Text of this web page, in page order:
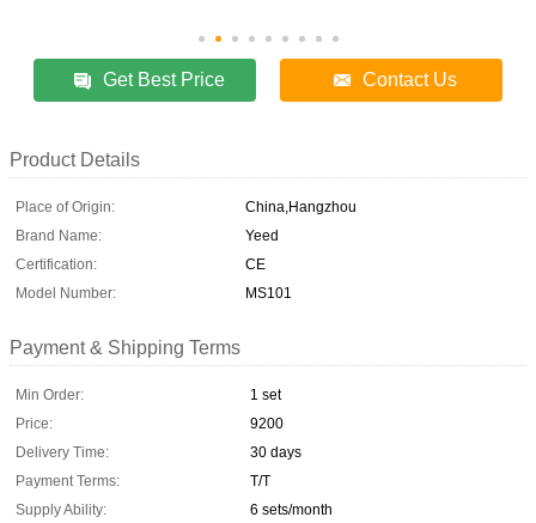
Get Best Price Contact Us
Product Details
Place of Origin:
China,Hangzhou
Brand Name:
Yeed
Certification:
CE
Model Number:
MS101
Payment & Shipping Terms
Min Order:
1 set
Price:
9200
Delivery Time:
30 days
Payment Terms:
T/T
Supply Ability:
6 sets/month